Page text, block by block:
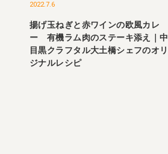
2022.7.6
揚げ玉ねぎと赤ワインの欧風カレ
ー 有機ラム肉のステーキ添え｜中
目黒クラフタル大土橋シェフのオリ
ジナルレシピ